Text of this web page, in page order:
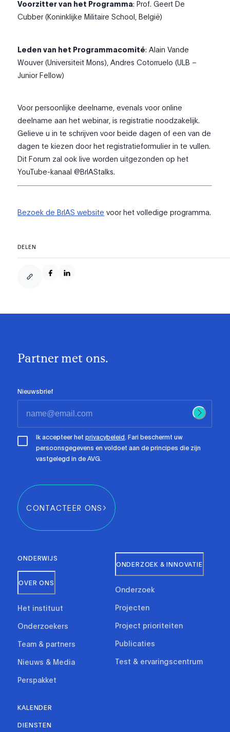
Voorzitter van het Programma: Prof. Geert De
Cubber (Koninklijke Militaire School, België)
Leden van het Programmacomité: Alain Vande
Wouver (Universiteit Mons), Andres Cotorruelo (ULB –
Junior Fellow)
Voor persoonlijke deelname, evenals voor online
deelname aan het webinar, is registratie noodzakelijk.
Gelieve u in te schrijven voor beide dagen of een van de
dagen te kiezen door het registratieformulier in te vullen.
Dit Forum zal ook live worden uitgezonden op het
YouTube-kanaal @BrIAStalks.
Bezoek de BrIAS website voor het volledige programma.
DELEN
Partner met ons.
Nieuwsbrief
Ik accepteer hetprivacybeleid. Fari beschermt uw
persoonsgegevens en voldoet aan de principes die zijn
vastgelegd in de AVG.
CONTACTEER ONS
ONDERWIJS
OVER ONS
Het instituut
Onderzoekers
Team & partners
Nieuws & Media
Perspakket
ONDERZOEK & INNOVATIE
Onderzoek
Projecten
Project prioriteiten
Publicaties
Test & ervaringscentrum
KALENDER
DIENSTEN